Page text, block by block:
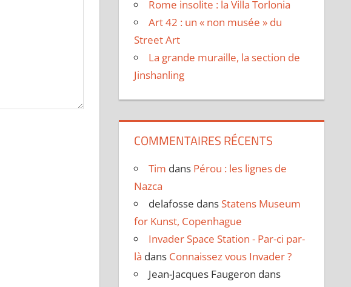
Rome insolite : la Villa Torlonia
Art 42 : un « non musée » du
Street Art
La grande muraille, la section de
Jinshanling
COMMENTAIRES RÉCENTS
Tim dans Pérou : les lignes de
Nazca
delafosse dans Statens Museum
for Kunst, Copenhague
Invader Space Station - Par-ci par-
là dans Connaissez vous Invader ?
Jean-Jacques Faugeron dans